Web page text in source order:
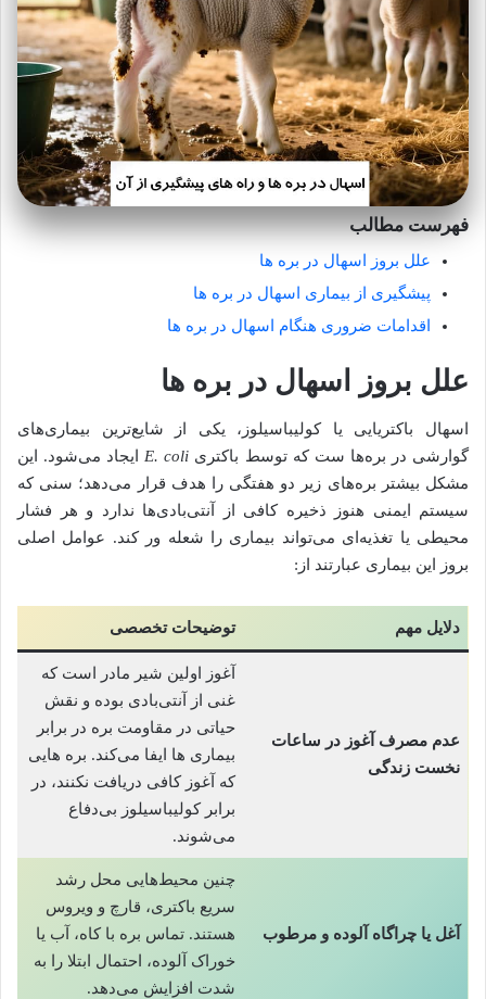
فهرست مطالب
علل بروز اسهال در بره ها
پیشگیری از بیماری اسهال در بره ها
اقدامات ضروری هنگام اسهال در بره ها
علل بروز اسهال در بره ها
اسهال باکتریایی یا کولیباسیلوز، یکی از شایع‌ترین بیماری‌های
گوارشی در بره‌ها ست که توسط باکتری E. coli ایجاد می‌شود. این
مشکل بیشتر بره‌های زیر دو هفتگی را هدف قرار می‌دهد؛ سنی که
سیستم ایمنی هنوز ذخیره کافی از آنتی‌بادی‌ها ندارد و هر فشار
محیطی یا تغذیه‌ای می‌تواند بیماری را شعله‌ ور کند. عوامل اصلی
بروز این بیماری عبارتند از:
دلایل مهم توضیحات تخصصی
عدم مصرف آغوز در ساعات
نخست زندگی
آغوز اولین شیر مادر است که
غنی از آنتی‌بادی بوده و نقش
حیاتی در مقاومت بره در برابر
بیماری‌ ها ایفا می‌کند. بره‌ هایی
که آغوز کافی دریافت نکنند، در
برابر کولیباسیلوز بی‌دفاع
می‌شوند.
آغل یا چراگاه آلوده و مرطوب
چنین محیط‌هایی محل رشد
سریع باکتری، قارچ و ویروس
هستند. تماس بره با کاه، آب یا
خوراک آلوده، احتمال ابتلا را به
شدت افزایش می‌دهد.